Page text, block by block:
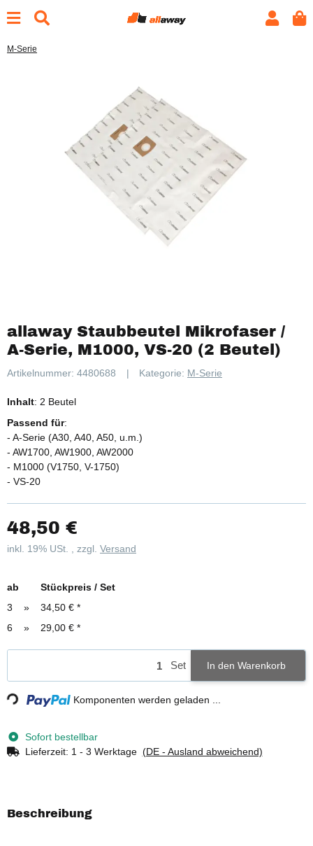
M-Serie
allaway Staubbeutel Mikrofaser /
A-Serie, M1000, VS-20 (2 Beutel)
Artikelnummer: 4480688 Kategorie: M-Serie
Inhalt: 2 Beutel
Passend für:
- A-Serie (A30, A40, A50, u.m.)
- AW1700, AW1900, AW2000
- M1000 (V1750, V-1750)
- VS-20
48,50 €
inkl. 19% USt. , zzgl. Versand
ab
Stückpreis / Set
3
» 34,50 € *
6
» 29,00 € *
Set In den Warenkorb
Loading... Komponenten werden geladen ...
Sofort bestellbar
Lieferzeit: 1 - 3 Werktage (DE - Ausland abweichend)
Beschreibung